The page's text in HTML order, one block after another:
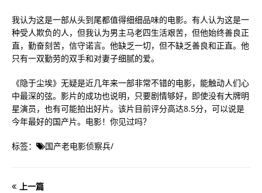
我认为这是一部从头到尾都值得细细品味的电影。有人认为这是一
种受人欺负的人，但我认为男主马老四生活艰苦，但他始终善良正
直，勤奋刻苦，信守诺言。他缺乏一切，但不缺乏善良和正直。他
只有一双勤劳的双手和对妻子细腻的爱。
《隐于尘埃》无疑是近几年来一部非常不错的电影，能触动人们心
中最深的弦。影片的成功也说明，只要剧情够好，即使没有大牌明
星演员，也有可能拍出好片。该片目前评分高达8.5分，可以说是
今年最好的国产片。电影！你见过吗？
标签： 国产老电影侦察兵/
上一篇